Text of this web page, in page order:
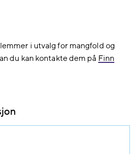
i utvalg for mangfold og
du kan kontakte dem på Finn